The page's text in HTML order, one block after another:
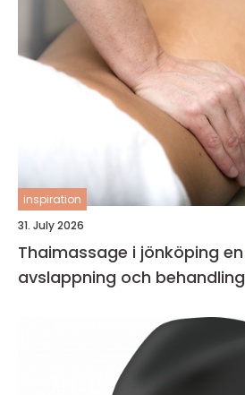
inspiration
31. July 2026
Thaimassage i jönköping en guide till
avslappning och behandling